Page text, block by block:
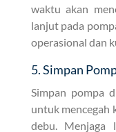
waktu akan
lanjut pada
operasional dan
5. Simpan
Simpan pompa
untuk mencegah
debu. Menjaga